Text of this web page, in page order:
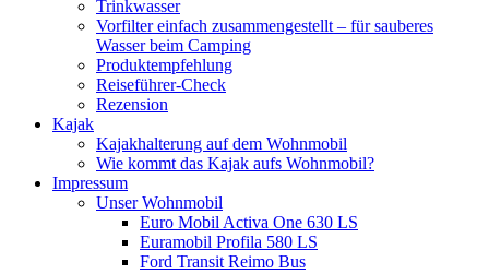
Trinkwasser
Vorfilter einfach zusammengestellt – für sauberes
Wasser beim Camping
Produktempfehlung
Reiseführer-Check
Rezension
Kajak
Kajakhalterung auf dem Wohnmobil
Wie kommt das Kajak aufs Wohnmobil?
Impressum
Unser Wohnmobil
Euro Mobil Activa One 630 LS
Euramobil Profila 580 LS
Ford Transit Reimo Bus